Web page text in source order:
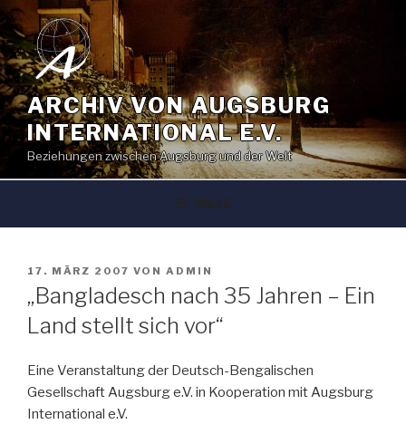
Zum
Inhalt
springen
ARCHIV VON AUGSBURG
INTERNATIONAL E.V.
Beziehungen zwischen Augsburg und der Welt
Menü
VERÖFFENTLICHT
AM
17. MÄRZ 2007 VON ADMIN
„Bangladesch nach 35 Jahren – Ein
Land stellt sich vor“
Eine Veranstaltung der Deutsch-Bengalischen
Gesellschaft Augsburg e.V. in Kooperation mit Augsburg
International e.V.